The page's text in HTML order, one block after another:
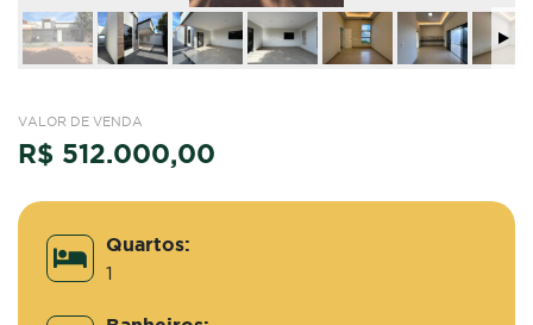
VALOR DE VENDA
R$ 512.000,00
Quartos:
1